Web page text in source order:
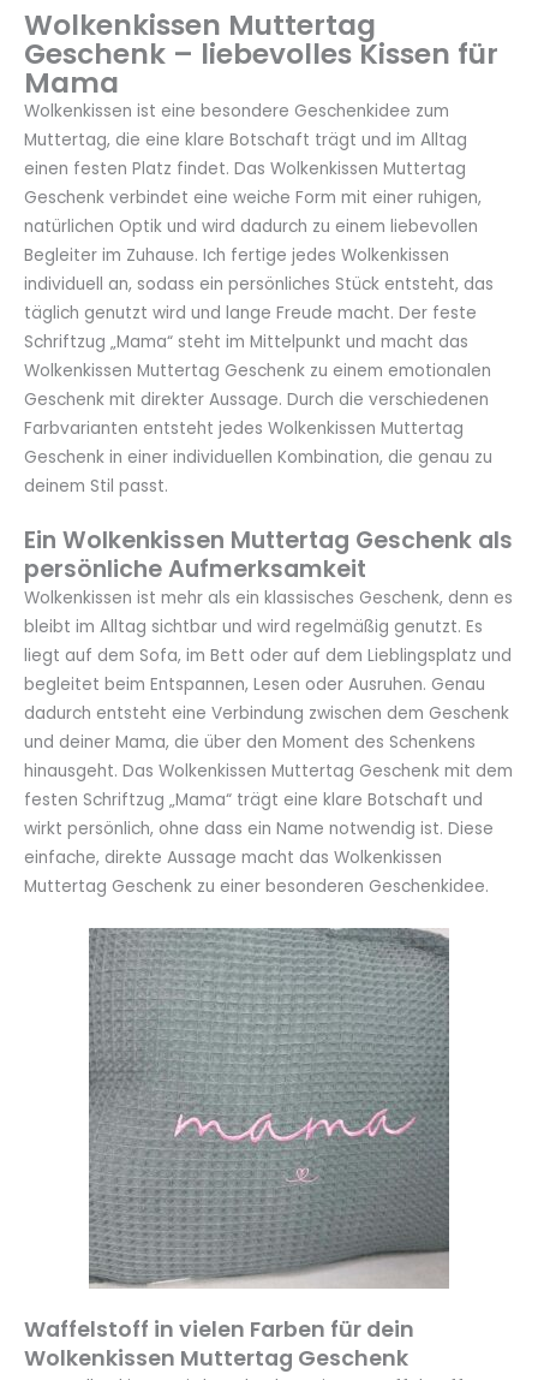
Wolkenkissen Muttertag
Geschenk – liebevolles Kissen für
Mama
Wolkenkissen ist eine besondere Geschenkidee zum
Muttertag, die eine klare Botschaft trägt und im Alltag
einen festen Platz findet. Das Wolkenkissen Muttertag
Geschenk verbindet eine weiche Form mit einer ruhigen,
natürlichen Optik und wird dadurch zu einem liebevollen
Begleiter im Zuhause. Ich fertige jedes Wolkenkissen
individuell an, sodass ein persönliches Stück entsteht, das
täglich genutzt wird und lange Freude macht. Der feste
Schriftzug „Mama“ steht im Mittelpunkt und macht das
Wolkenkissen Muttertag Geschenk zu einem emotionalen
Geschenk mit direkter Aussage. Durch die verschiedenen
Farbvarianten entsteht jedes Wolkenkissen Muttertag
Geschenk in einer individuellen Kombination, die genau zu
deinem Stil passt.
Ein Wolkenkissen Muttertag Geschenk als
persönliche Aufmerksamkeit
Wolkenkissen ist mehr als ein klassisches Geschenk, denn es
bleibt im Alltag sichtbar und wird regelmäßig genutzt. Es
liegt auf dem Sofa, im Bett oder auf dem Lieblingsplatz und
begleitet beim Entspannen, Lesen oder Ausruhen. Genau
dadurch entsteht eine Verbindung zwischen dem Geschenk
und deiner Mama, die über den Moment des Schenkens
hinausgeht. Das Wolkenkissen Muttertag Geschenk mit dem
festen Schriftzug „Mama“ trägt eine klare Botschaft und
wirkt persönlich, ohne dass ein Name notwendig ist. Diese
einfache, direkte Aussage macht das Wolkenkissen
Muttertag Geschenk zu einer besonderen Geschenkidee.
Waffelstoff in vielen Farben für dein
Wolkenkissen Muttertag Geschenk